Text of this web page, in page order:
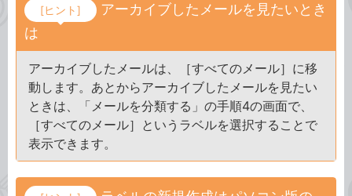
[ヒント]
アーカイブしたメールを見たいとき
は
アーカイブしたメールは、［すべてのメール］に移
動します。あとからアーカイブしたメールを見たい
ときは、「メールを分類する」の手順4の画面で、
［すべてのメール］というラベルを選択することで
表示できます。